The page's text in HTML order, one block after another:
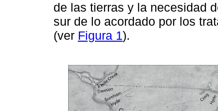
de las tierras y la necesidad
sur de lo acordado por los
(ver Figura 1).